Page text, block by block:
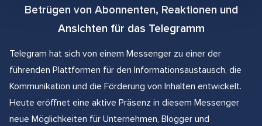
Betrügen von Abonnenten, Reaktionen und
Ansichten für das Telegramm
Telegram hat sich von einem Messenger zu einer der
führenden Plattformen für den Informationsaustausch, die
Kommunikation und die Förderung von Inhalten entwickelt.
Heute eröffnet eine aktive Präsenz in diesem Messenger
neue Möglichkeiten für Unternehmen, Blogger und